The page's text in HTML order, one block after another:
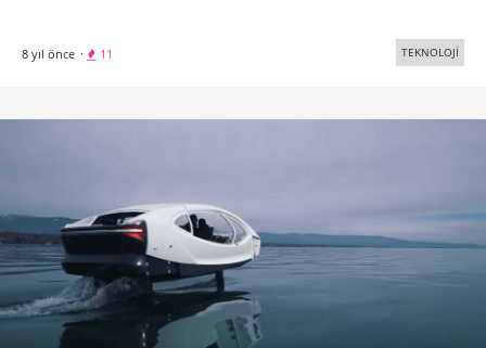
8 yıl önce · 11 TEKNOLOJİ